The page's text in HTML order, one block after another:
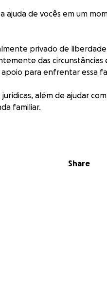
ajuda de vocês em um
privado de
das circunstâncias
para enfrentar essa
além de ajudar
familiar.
Share